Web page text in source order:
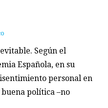
Según el
Española, en su
personal en
política –no